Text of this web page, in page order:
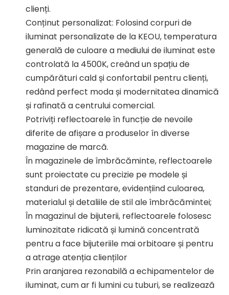
clienți.
Conținut personalizat: Folosind corpuri de
iluminat personalizate de la KEOU, temperatura
generală de culoare a mediului de iluminat este
controlată la 4500K, creând un spațiu de
cumpărături cald și confortabil pentru clienți,
redând perfect moda și modernitatea dinamică
și rafinată a centrului comercial.
Potriviți reflectoarele în funcție de nevoile
diferite de afișare a produselor în diverse
magazine de marcă.
În magazinele de îmbrăcăminte, reflectoarele
sunt proiectate cu precizie pe modele și
standuri de prezentare, evidențiind culoarea,
materialul și detaliile de stil ale îmbrăcămintei;
În magazinul de bijuterii, reflectoarele folosesc
luminozitate ridicată și lumină concentrată
pentru a face bijuteriile mai orbitoare și pentru
a atrage atenția clienților
Prin aranjarea rezonabilă a echipamentelor de
iluminat, cum ar fi lumini cu tuburi, se realizează